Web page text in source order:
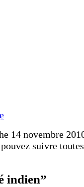
14 novembre
pouvez suivre
indien”